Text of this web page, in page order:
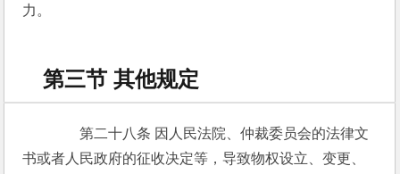
力。
第三节 其他规定
第二十八条 因人民法院、仲裁委员会的法律文
书或者人民政府的征收决定等，导致物权设立、变更、